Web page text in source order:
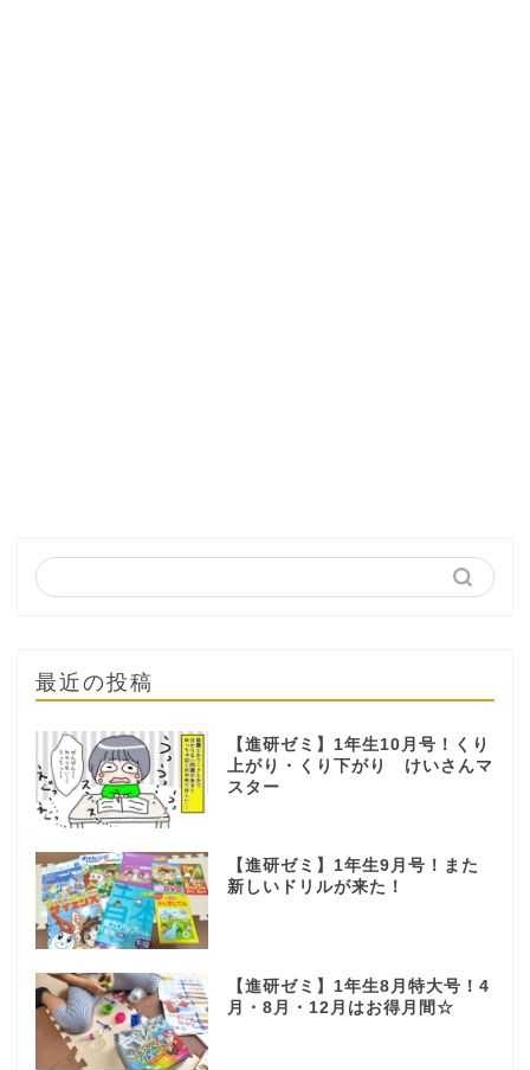
最近の投稿
【進研ゼミ】1年生10月号！くり
上がり・くり下がり けいさんマ
スター
【進研ゼミ】1年生9月号！また
新しいドリルが来た！
【進研ゼミ】1年生8月特大号！4
月・8月・12月はお得月間☆